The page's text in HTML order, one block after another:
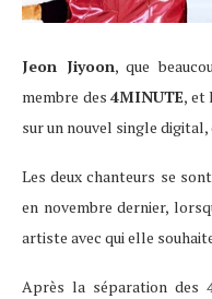
Jeon Jiyoon, que
membre des 4MINUTE, et
sur un nouvel single
Les deux chanteurs se
en novembre dernier,
artiste avec qui elle
Après la séparation des